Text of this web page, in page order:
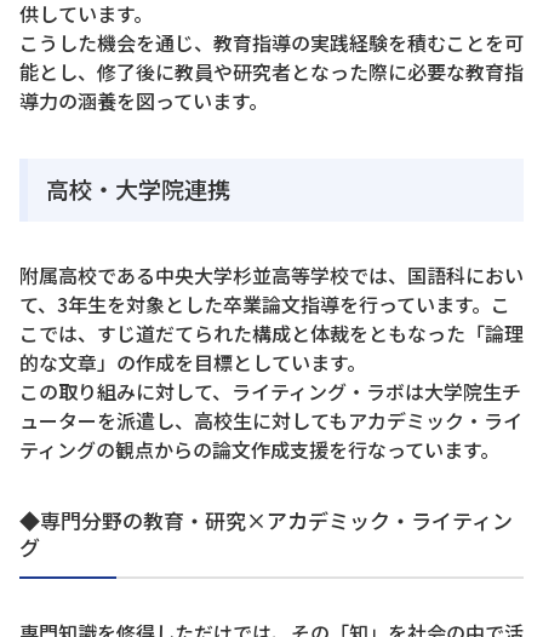
供しています。
こうした機会を通じ、教育指導の実践経験を積むことを可
能とし、修了後に教員や研究者となった際に必要な教育指
導力の涵養を図っています。
高校・大学院連携
附属高校である中央大学杉並高等学校では、国語科におい
て、3年生を対象とした卒業論文指導を行っています。こ
こでは、すじ道だてられた構成と体裁をともなった「論理
的な文章」の作成を目標としています。
この取り組みに対して、ライティング・ラボは大学院生チ
ューターを派遣し、高校生に対してもアカデミック・ライ
ティングの観点からの論文作成支援を行なっています。
◆専門分野の教育・研究×アカデミック・ライティン
グ